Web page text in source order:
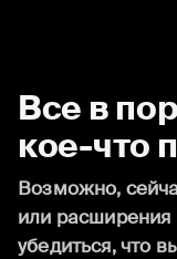
Все в
кое-что
Возможно,
или расширения
убедиться, что